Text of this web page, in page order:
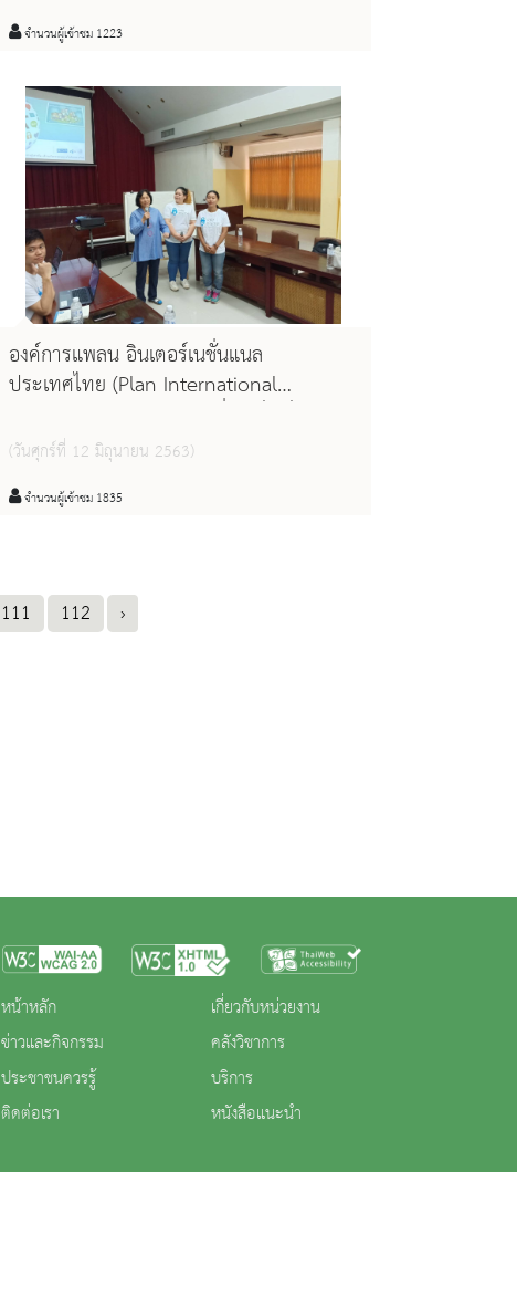
จัดงาน Talk เปิดปัญญา และ workshop
"ค้นหารักแท้.... ด้วยใจตื่นรู้ภายใน"
จำนวนผู้เข้าชม 1223
องค์การแพลน อินเตอร์เนชั่นแนล
ประเทศไทย (Plan International
มูนิเคชั่น จำกัด (มหาชน) ร่วมกับหอสมุดแห่ง
ชาติรัชมังคลาภิเษก เชียงใหม่ ร่วมกันดำเนิน
งานโครงการรู้เท่าทัน เฝ้าระวังความรุนแรง
(วันศุกร์ที่ 12 มิถุนายน 2563)
จำนวนผู้เข้าชม 1835
111 112 ›
หน้าหลัก
ข่าวและกิจกรรม
ประชาชนควรรู้
ติดต่อเรา
เกี่ยวกับหน่วยงาน
คลังวิชาการ
บริการ
หนังสือแนะนำ